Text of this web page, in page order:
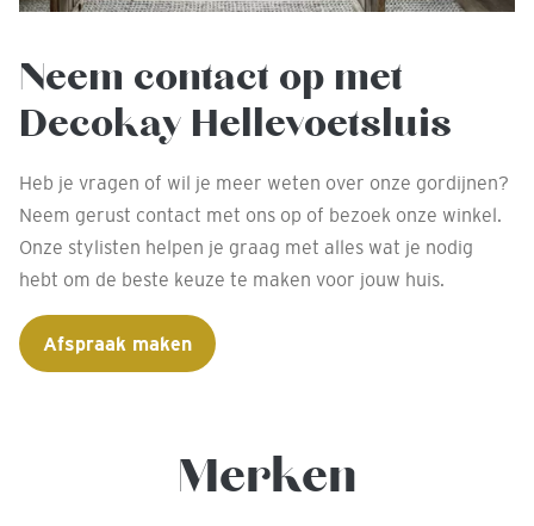
Neem contact op met
Decokay Hellevoetsluis
Heb je vragen of wil je meer weten over onze gordijnen?
Neem gerust contact met ons op of bezoek onze winkel.
Onze stylisten helpen je graag met alles wat je nodig
hebt om de beste keuze te maken voor jouw huis.
Afspraak maken
Merken